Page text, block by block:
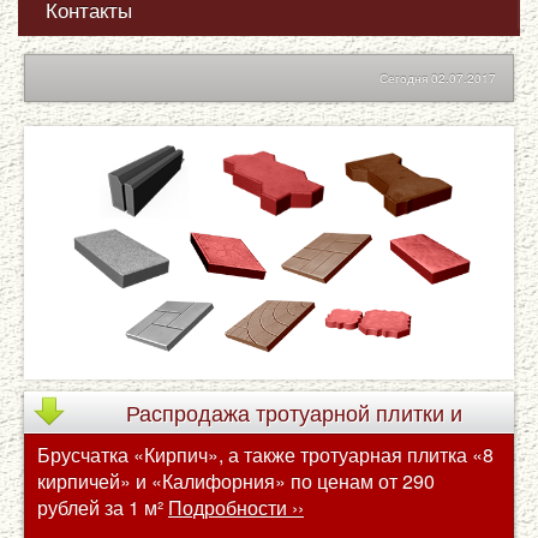
Контакты
Сегодня 02.07.2017
Распродажатротуарной плитки и
брусчатки по сниженным ценам
Брусчатка «Кирпич», а также тротуарная плитка «8
кирпичей» и «Калифорния» по ценам от 290
рублей за 1 м² Подробности ››